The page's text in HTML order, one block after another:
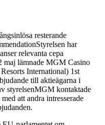
resterande
har
relevanta cepa
maj lämnade MGM Casino
International) 1st
till aktieägarna i
styrelsenMGM kontaktade
att andra intresserade